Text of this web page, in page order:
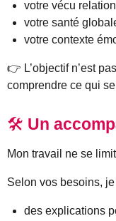
votre vécu
votre santé
votre contexte
👉 L’objectif n’est
comprendre ce qui
🛠 Un
Mon travail ne se
Selon vos besoins,
des explications